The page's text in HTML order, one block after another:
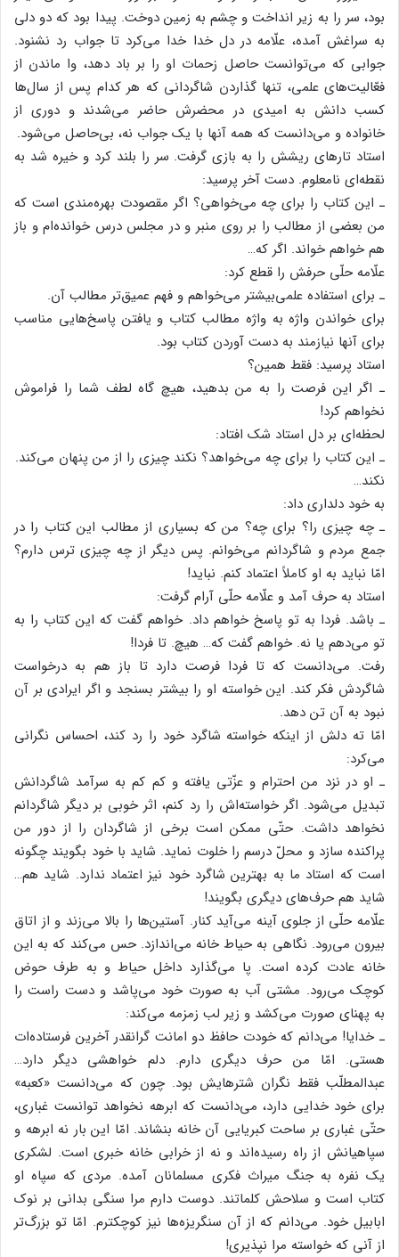
بود، سر را به زیر انداخت و چشم به زمین دوخت. پیدا بود که دو دلی
به سراغش آمده، علّامه در دل خدا خدا می‌کرد تا جواب رد نشنود.
جوابی که می‌توانست حاصل زحمات او را بر باد دهد، وا ماندن از
فعّالیت‌های علمی، تنها گذاردن شاگردانی که هر کدام پس از سال‌ها
کسب دانش به امیدی در محضرش حاضر می‌شدند و دوری از
خانواده و می‌دانست که همه آنها با یک جواب نه، بی‌حاصل می‌شود.
استاد تارهای ریشش را به بازی گرفت. سر را بلند کرد و خیره شد به
نقطه‌ای نامعلوم. دست آخر پرسید:
ـ این کتاب را برای چه می‌خواهی؟ اگر مقصودت بهره‌مندی است که
من بعضی از مطالب را بر روی منبر و در مجلس درس خوانده‌ام و باز
هم خواهم خواند. اگر که…
علّامه حلّی حرفش را قطع کرد:
ـ برای استفاده علمی‌بیشتر می‌خواهم و فهم عمیق‌تر مطالب آن.
برای خواندن واژه به واژه مطالب کتاب و یافتن پاسخ‌هایی مناسب
برای آنها نیازمند به دست آوردن کتاب بود.
استاد پرسید: فقط همین؟
ـ اگر این فرصت را به من بدهید، هیچ گاه لطف شما را فراموش
نخواهم کرد!
لحظه‌ای بر دل استاد شک افتاد:
ـ این کتاب را برای چه می‌خواهد؟ نکند چیزی را از من پنهان می‌کند.
نکند…
به خود دلداری داد:
ـ چه چیزی را؟ برای چه؟ من که بسیاری از مطالب این کتاب را در
جمع مردم و شاگردانم می‌خوانم. پس دیگر از چه چیزی ترس دارم؟
امّا نباید به او کاملاً اعتماد کنم. نباید!
استاد به حرف آمد و علّامه حلّی آرام گرفت:
ـ باشد. فردا به تو پاسخ خواهم داد. خواهم گفت که این کتاب را به
تو می‌دهم یا نه. خواهم گفت که… هیچ. تا فردا!
رفت. می‌دانست که تا فردا فرصت دارد تا باز هم به درخواست
شاگردش فکر کند. این خواسته او را بیشتر بسنجد و اگر ایرادی بر آن
نبود به آن تن دهد.
امّا ته دلش از اینکه خواسته شاگرد خود را رد کند، احساس نگرانی
می‌کرد:
ـ او در نزد من احترام و عزّتی یافته و کم کم به سرآمد شاگردانش
تبدیل می‌شود. اگر خواسته‌اش را رد کنم، اثر خوبی بر دیگر شاگردانم
نخواهد داشت. حتّی ممکن است برخی از شاگردان را از دور من
پراکنده سازد و محلّ درسم را خلوت نماید. شاید با خود بگویند چگونه
است که استاد ما به بهترین شاگرد خود نیز اعتماد ندارد. شاید هم…
شاید هم حرف‌های دیگری بگویند!
علّامه حلّی از جلوی آینه می‌آید کنار. آستین‌ها را بالا می‌زند و از اتاق
بیرون می‌رود. نگاهی به حیاط خانه می‌اندازد. حس می‌کند که به این
خانه عادت کرده است. پا می‌گذارد داخل حیاط و به طرف حوض
کوچک می‌رود. مشتی آب به صورت خود می‌پاشد و دست راست را
به پهنای صورت می‌کشد و زیر لب زمزمه می‌کند:
ـ خدایا! می‌دانم که خودت حافظ دو امانت گرانقدر آخرین فرستاده‌ات
هستی. امّا من حرف دیگری دارم. دلم خواهشی دیگر دارد…
عبدالمطلّب فقط نگران شترهایش بود. چون که می‌دانست «کعبه»
برای خود خدایی دارد، می‌دانست که ابرهه نخواهد توانست غباری،
حتّی غباری بر ساحت کبریایی آن خانه بنشاند. امّا این بار نه ابرهه و
سپاهیانش از راه رسیده‌اند و نه از خرابی خانه خبری است. لشکری
یک نفره به جنگ میراث فکری مسلمانان آمده. مردی که سپاه او
کتاب است و سلاحش کلماتند. دوست دارم مرا سنگی بدانی بر نوک
ابابیل خود. می‌دانم که از آن سنگریزه‌ها نیز کوچکترم. امّا تو بزرگ‌تر
از آنی که خواسته مرا نپذیری!